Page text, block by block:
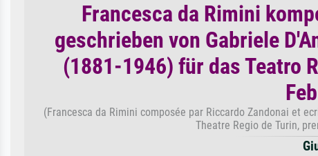
Francesca da Rimini
geschrieben von Gabriele
(1881-1946) für das Teatro
(Francesca da Rimini composée par Riccardo Zandonai et
Theatre Regio de Turin,